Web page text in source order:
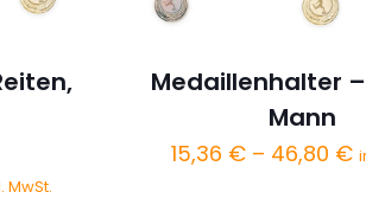
MwSt.
Medaillenhalter
Mann
15,36 € – 46,80 €